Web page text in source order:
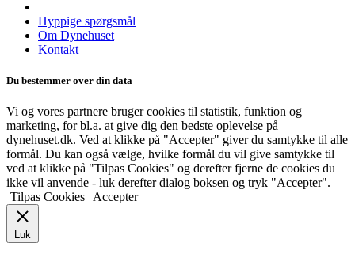
Hyppige spørgsmål
Om Dynehuset
Kontakt
Du bestemmer over din data
Vi og vores partnere bruger cookies til statistik, funktion og
marketing, for bl.a. at give dig den bedste oplevelse på
dynehuset.dk. Ved at klikke på "Accepter" giver du samtykke til alle
formål. Du kan også vælge, hvilke formål du vil give samtykke til
ved at klikke på "Tilpas Cookies" og derefter fjerne de cookies du
ikke vil anvende - luk derefter dialog boksen og tryk "Accepter".
Tilpas Cookies
Accepter
Luk